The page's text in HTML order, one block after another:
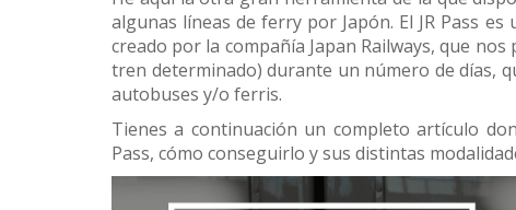
algunas líneas de ferry por Japón. El JR Pass
creado por la compañía Japan Railways, que
tren determinado) durante un número de días,
autobuses y/o ferris.
Tienes a continuación un completo artículo
Pass, cómo conseguirlo y sus distintas